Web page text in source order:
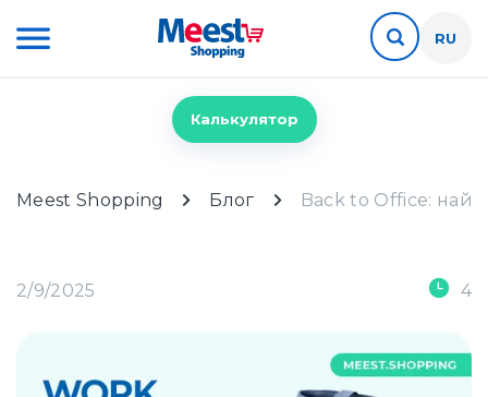
RU
Калькулятор
Meest Shopping Блог Back to Office:
2/9/2025 4